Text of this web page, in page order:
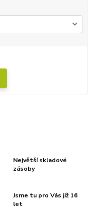
Největší skladové
zásoby
Jsme tu pro Vás již 16
let